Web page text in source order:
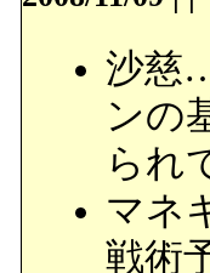
沙慈
ンの
られ
マネ
戦術